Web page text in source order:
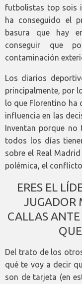
futbolistas top sois
ha conseguido el
basura que hay
conseguir que
contaminación
Los diarios
principalmente, por
lo que Florentino ha
influencia en las
Inventan porque no
todos los días
sobre el Real
polémica, el
ERES EL
JUGADOR
CALLAS
Del trato de los
qué te voy a decir
son de tarjeta (en